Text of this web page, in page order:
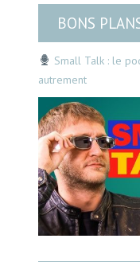
BONS
Small Talk : le
autrement